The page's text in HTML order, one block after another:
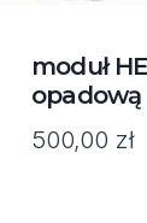
moduł
opadową
500,00 zł